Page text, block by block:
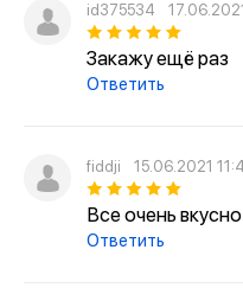
id375534
Закажу ещё раз
Ответить
fiddji 15.06.2021
Все очень
Ответить